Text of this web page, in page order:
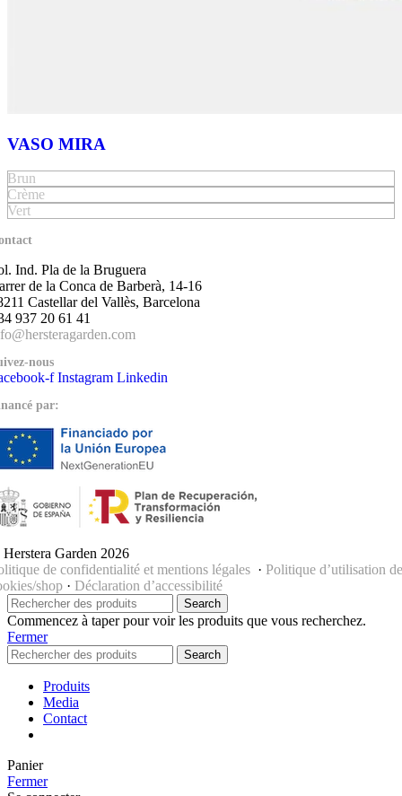
VASO MIRA
Brun
Crème
Vert
Ind. Pla de la Bruguera
de la Conca de Barberà, 14-16
Castellar del Vallès, Barcelona
937 20 61 41
nous
f Instagram Linkedin
par:
Garden 2026
de confidentialité et mentions légales · Politique d’utilisation
shop · Déclaration d’accessibilité
Search
Commencez à taper pour voir les produits que vous recherchez.
Fermer
Search
Produits
Media
Contact
Panier
Fermer